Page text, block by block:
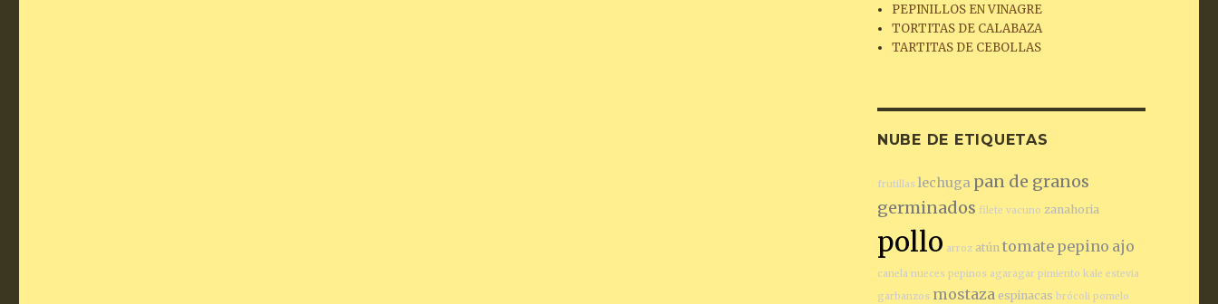
PEPINILLOS EN VINAGRE
TORTITAS DE CALABAZA
TARTITAS DE CEBOLLAS
NUBE DE ETIQUETAS
frutillas lechuga pan de granos
germinados filete vacuno zanahoria
pollo arroz atún tomate pepino ajo
canela nueces pepinos agaragar pimiento kale estevia
garbanzos mostaza espinacas brócoli pomelo